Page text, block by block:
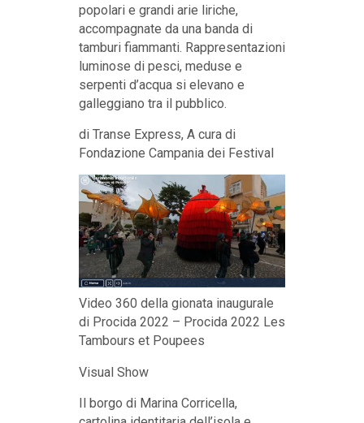
popolari e grandi arie liriche,
accompagnate da una banda di
tamburi fiammanti. Rappresentazioni
luminose di pesci, meduse e
serpenti d’acqua si elevano e
galleggiano tra il pubblico.
di Transe Express, A cura di
Fondazione Campania dei Festival
Video 360 della gionata inaugurale
di Procida 2022 – Procida 2022 Les
Tambours et Poupees
Visual Show
Il borgo di Marina Corricella,